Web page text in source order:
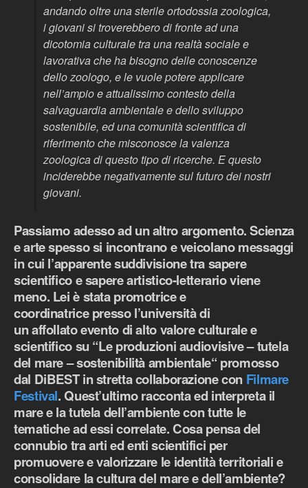
andando oltre una sterile ortodossia zoologica,
i giovani si troverebbero di fronte ad una
dicotomia culturale tra una realtà sociale e
lavorativa che ha bisogno delle conoscenze
dello zoologo, e le vuole potere applicare
nell’ampio e attualissimo contesto della
salvaguardia ambientale e dello sviluppo
sostenibile, ed una comunità scientifica di
riferimento che misconosce la valenza
zoologica di questo tipo di ricerche. E questo
inciderebbe negativamente sul futuro dei nostri
giovani.
Passiamo adesso ad un altro argomento. Scienza
e arte spesso si incontrano e veicolano messaggi
in cui l’apparente suddivisione tra sapere
scientifico e sapere artistico-letterario viene
meno. Lei è stata promotrice e
coordinatrice presso l’università di
un affollato evento di alto valore culturale e
scientifico su “Le produzioni audiovisive – tutela
del mare – sostenibilità ambientale“ promosso
dal DiBEST in stretta collaborazione con Filmare
Festival. Quest’ultimo racconta ed interpreta il
mare e la tutela dell’ambiente con tutte le
tematiche ad essi correlate. Cosa pensa del
connubio tra arti ed enti scientifici per
promuovere e valorizzare le identità territoriali e
consolidare la cultura del mare e dell’ambiente?